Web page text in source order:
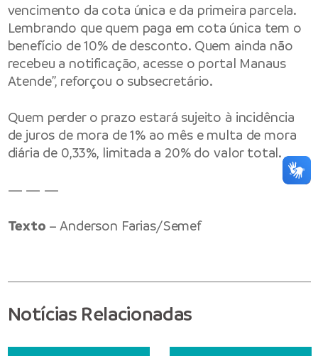
vencimento da cota única e da primeira parcela.
Lembrando que quem paga em cota única tem o
benefício de 10% de desconto. Quem ainda não
recebeu a notificação, acesse o portal Manaus
Atende”, reforçou o subsecretário.
Quem perder o prazo estará sujeito à incidência
de juros de mora de 1% ao mês e multa de mora
diária de 0,33%, limitada a 20% do valor total.
— — —
Texto – Anderson Farias/Semef
Notícias Relacionadas